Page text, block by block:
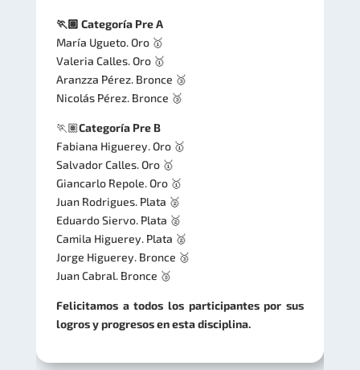
🏃🏽 Categoría Pre A
María Ugueto. Oro 🥇
Valeria Calles. Oro 🥇
Aranzza Pérez. Bronce 🥉
Nicolás Pérez. Bronce 🥉
🏃🏽Categoría Pre B
Fabiana Higuerey. Oro 🥇
Salvador Calles. Oro 🥇
Giancarlo Repole. Oro 🥇
Juan Rodrigues. Plata 🥈
Eduardo Siervo. Plata 🥈
Camila Higuerey. Plata 🥈
Jorge Higuerey. Bronce 🥉
Juan Cabral. Bronce 🥉
Felicitamos a todos los participantes por sus
logros y progresos en esta disciplina.